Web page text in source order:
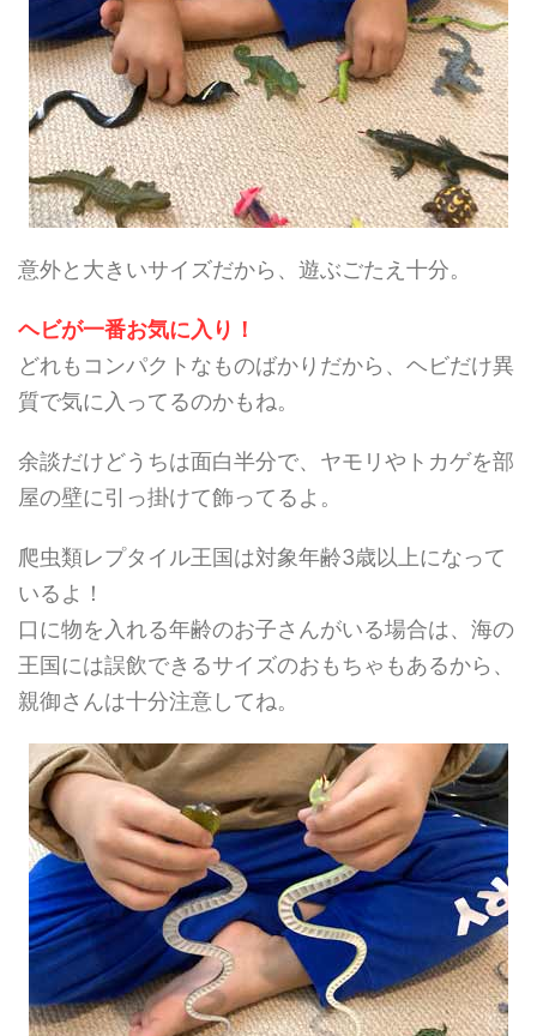
意外と大きいサイズだから、遊ぶごたえ十分。
ヘビが一番お気に入り！
どれもコンパクトなものばかりだから、ヘビだけ異
質で気に入ってるのかもね。
余談だけどうちは面白半分で、ヤモリやトカゲを部
屋の壁に引っ掛けて飾ってるよ。
爬虫類レプタイル王国は対象年齢3歳以上になって
いるよ！
口に物を入れる年齢のお子さんがいる場合は、海の
王国には誤飲できるサイズのおもちゃもあるから、
親御さんは十分注意してね。